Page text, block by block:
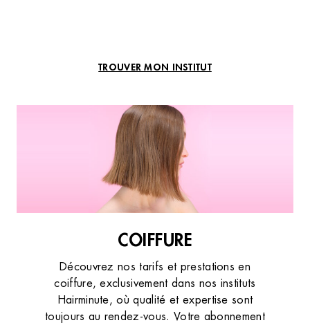
TROUVER MON INSTITUT
COIFFURE
Découvrez nos tarifs et prestations en
coiffure, exclusivement dans nos instituts
Hairminute, où qualité et expertise sont
toujours au rendez-vous. Votre abonnement